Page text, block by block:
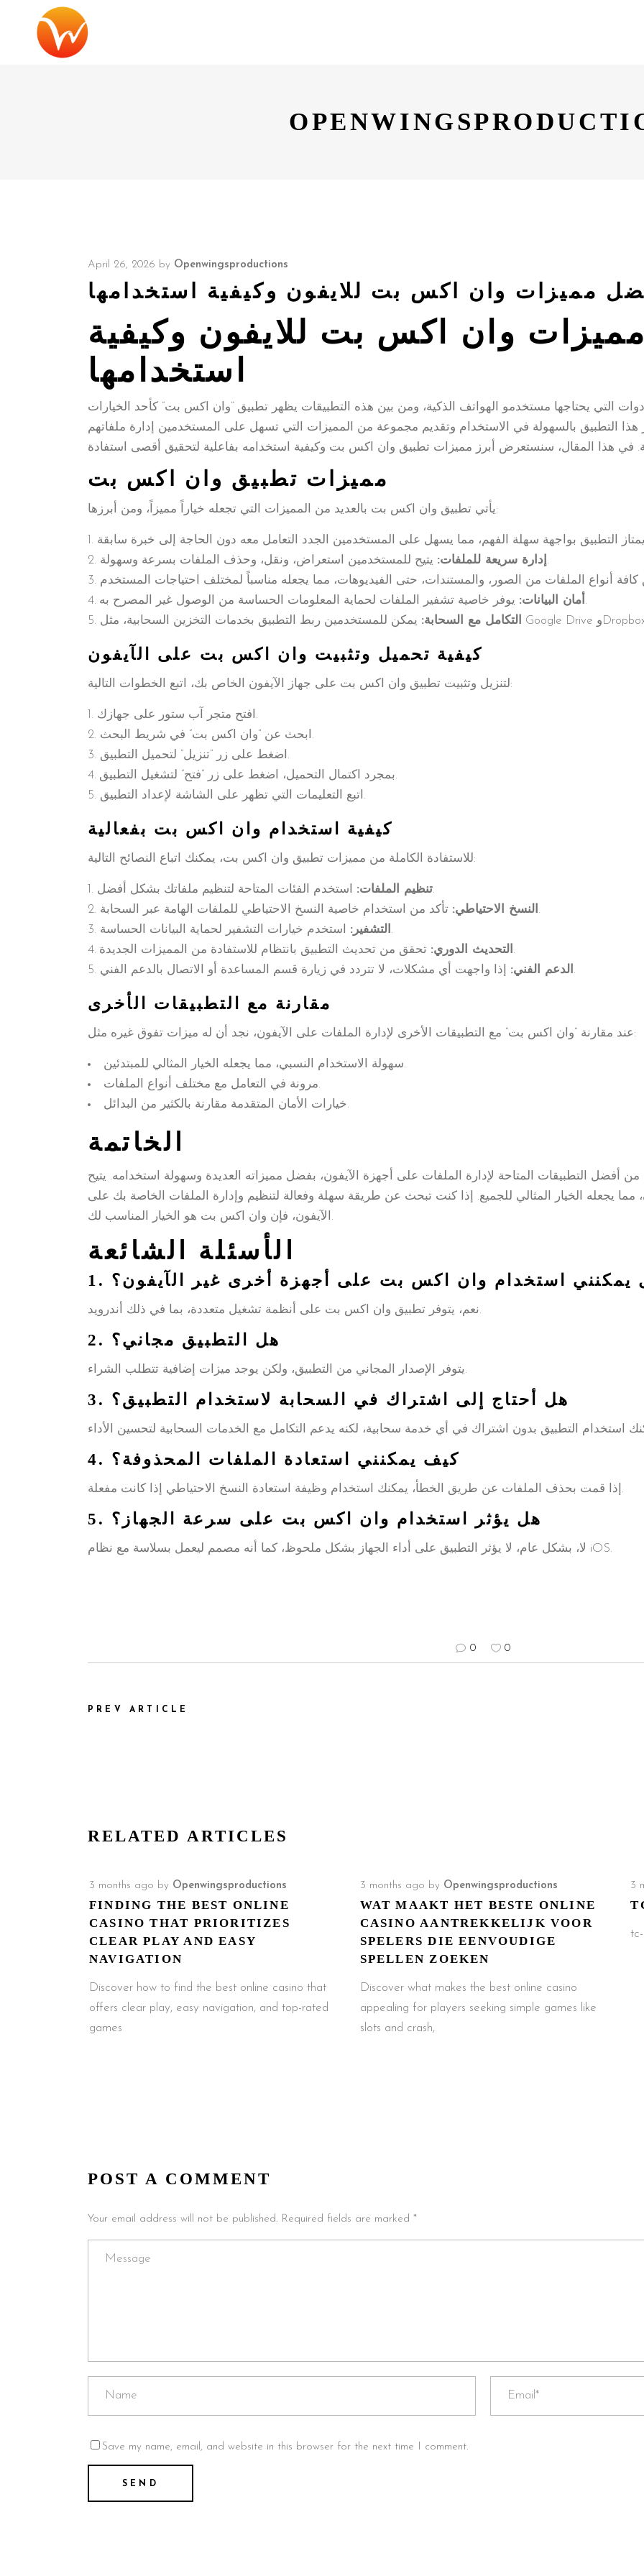
April 26, 2026 by Openwingsproductions
مميزات وان اكس بت للايفون وكيفية استخدامها
وان اكس بت للايفون وكيفية
استخدامها
التي يحتاجها مستخدمو الهواتف الذكية، ومن بين هذه التطبيقات يظهر تطبيق “وان اكس بت” كأحد الخيارات
هذا التطبيق بالسهولة في الاستخدام وتقديم مجموعة من المميزات التي تسهل على المستخدمين إدارة ملفاتهم
مميزات تطبيق وان اكس بت
يأتي تطبيق وان اكس بت بالعديد من المميزات التي تجعله خياراً مميزاً، ومن أبرزها:
إدارة سريعة للملفات:يتيح للمستخدمين استعراض، ونقل، وحذف الملفات بسرعة وسهولة.
أمان البيانات: يوفر خاصية تشفير الملفات لحماية المعلومات الحساسة من الوصول غير المصرح به.
التكامل مع السحابة:
كيفية تحميل وتثبيت وان اكس بت على الآيفون
لتنزيل وتثبيت تطبيق وان اكس بت على جهاز الآيفون الخاص بك، اتبع الخطوات التالية:
افتح متجر آب ستور على جهازك.
ابحث عن “وان اكس بت” في شريط البحث.
اضغط على زر “تنزيل” لتحميل التطبيق.
بمجرد اكتمال التحميل، اضغط على زر “فتح” لتشغيل التطبيق.
اتبع التعليمات التي تظهر على الشاشة لإعداد التطبيق.
كيفية استخدام وان اكس بت بفعالية
للاستفادة الكاملة من مميزات تطبيق وان اكس بت، يمكنك اتباع النصائح التالية:
تنظيم الملفات:استخدم الفئات المتاحة لتنظيم ملفاتك بشكل أفضل.
النسخ الاحتياطي: تأكد من استخدام خاصية النسخ الاحتياطي للملفات الهامة عبر السحابة.
التشفير: استخدم خيارات التشفير لحماية البيانات الحساسة.
التحديث الدوري: تحقق من تحديث التطبيق بانتظام للاستفادة من المميزات الجديدة.
الدعم الفني: إذا واجهت أي مشكلات، لا تتردد في زيارة قسم المساعدة أو الاتصال بالدعم الفني.
مقارنة مع التطبيقات الأخرى
عند مقارنة “وان اكس بت” مع التطبيقات الأخرى لإدارة الملفات على الآيفون، نجد أن له ميزات تفوق غيره مثل:
سهولة الاستخدام النسبي، مما يجعله الخيار المثالي للمبتدئين.
مرونة في التعامل مع مختلف أنواع الملفات.
خيارات الأمان المتقدمة مقارنة بالكثير من البدائل.
الخاتمة
أفضل التطبيقات المتاحة لإدارة الملفات على أجهزة الآيفون، بفضل مميزاته العديدة وسهولة استخدامه. يتيح
مما يجعله الخيار المثالي للجميع. إذا كنت تبحث عن طريقة سهلة وفعالة لتنظيم وإدارة الملفات الخاصة بك على
الآيفون، فإن وان اكس بت هو الخيار المناسب لك.
الأسئلة الشائعة
هل يمكنني استخدام وان اكس بت على أجهزة أخرى غير الآيفون؟
نعم، يتوفر تطبيق وان اكس بت على أنظمة تشغيل متعددة، بما في ذلك أندرويد.
2. هل التطبيق مجاني؟
يتوفر الإصدار المجاني من التطبيق، ولكن يوجد ميزات إضافية تتطلب الشراء.
3. هل أحتاج إلى اشتراك في السحابة لاستخدام التطبيق؟
4. كيف يمكنني استعادة الملفات المحذوفة؟
إذا قمت بحذف الملفات عن طريق الخطأ، يمكنك استخدام وظيفة استعادة النسخ الاحتياطي إذا كانت مفعلة.
5. هل يؤثر استخدام وان اكس بت على سرعة الجهاز؟
لا، بشكل عام، لا يؤثر التطبيق على أداء الجهاز بشكل ملحوظ، كما أنه مصمم ليعمل بسلاسة مع نظام iOS.
0 0
PREV ARTICLE
RELATED ARTICLES
3 months ago by Openwingsproductions
FINDING THE BEST ONLINE
CASINO THAT PRIORITIZES
CLEAR PLAY AND EASY
NAVIGATION
Discover how to find the best online casino that
offers clear play, easy navigation, and top-rated
games
3 months ago by Openwingsproductions
WAT MAAKT HET BESTE ONLINE
CASINO AANTREKKELIJK VOOR
SPELERS DIE EENVOUDIGE
SPELLEN ZOEKEN
Discover what makes the best online casino
appealing for players seeking simple games like
slots and crash,
3
POST A COMMENT
Your email address will not be published. Required fields are marked *
Save my name, email, and website in this browser for the next time I comment.